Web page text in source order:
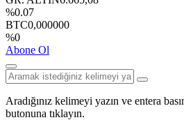
%0.07
BTC0,000000
%0
Abone Ol
Aradığınız kelimeyi yazın ve entera
butonuna tıklayın.